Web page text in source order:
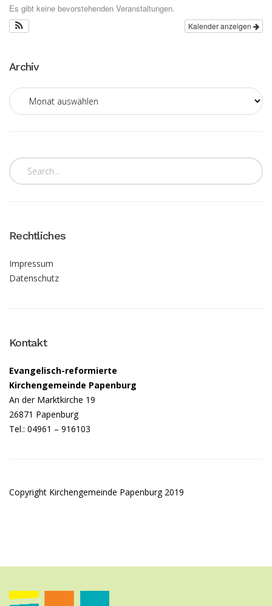
Es gibt keine bevorstehenden Veranstaltungen.
Kalender anzeigen
Archiv
Archiv
Rechtliches
Impressum
Datenschutz
Kontakt
Evangelisch-reformierte
Kirchengemeinde Papenburg
An der Marktkirche 19
26871 Papenburg
Tel.: 04961 – 916103
Copyright Kirchengemeinde Papenburg 2019